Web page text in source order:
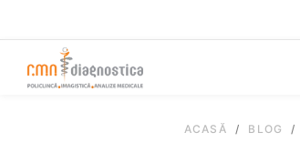
ACASĂ / BLOG /